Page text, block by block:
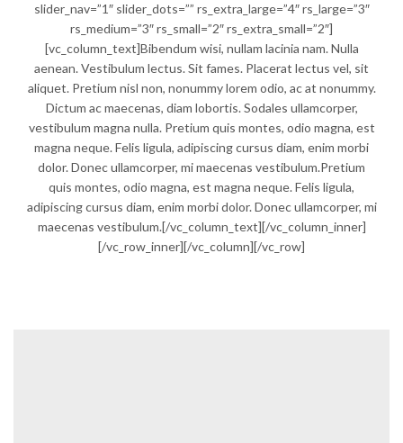
slider_nav=”1″ slider_dots=”” rs_extra_large=”4″ rs_large=”3″
rs_medium=”3″ rs_small=”2″ rs_extra_small=”2″]
[vc_column_text]Bibendum wisi, nullam lacinia nam. Nulla
aenean. Vestibulum lectus. Sit fames. Placerat lectus vel, sit
aliquet. Pretium nisl non, nonummy lorem odio, ac at nonummy.
Dictum ac maecenas, diam lobortis. Sodales ullamcorper,
vestibulum magna nulla. Pretium quis montes, odio magna, est
magna neque. Felis ligula, adipiscing cursus diam, enim morbi
dolor. Donec ullamcorper, mi maecenas vestibulum.Pretium
quis montes, odio magna, est magna neque. Felis ligula,
adipiscing cursus diam, enim morbi dolor. Donec ullamcorper, mi
maecenas vestibulum.[/vc_column_text][/vc_column_inner]
[/vc_row_inner][/vc_column][/vc_row]